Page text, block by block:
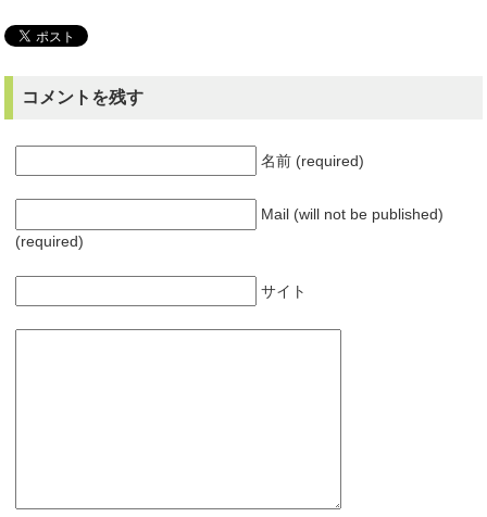
コメントを残す
名前 (required)
Mail (will not be published)
(required)
サイト